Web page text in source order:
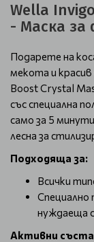
Wella
- Маска за
Подарете на
мекота и
Boost Crystal
със специална
само за 5
лесна за
Подходяща за:
Всички
Специално
нуждаеща
Активни